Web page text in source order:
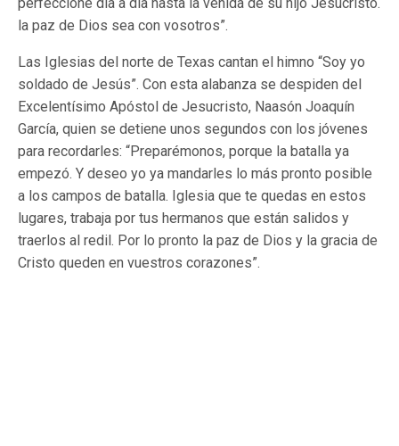
la paz de Dios sea con vosotros”.
Las Iglesias del norte de Texas cantan el himno “Soy yo
soldado de Jesús”. Con esta alabanza se despiden del
Excelentísimo Apóstol de Jesucristo, Naasón Joaquín
García, quien se detiene unos segundos con los jóvenes
para recordarles: “Preparémonos, porque la batalla ya
empezó. Y deseo yo ya mandarles lo más pronto posible
a los campos de batalla. Iglesia que te quedas en estos
lugares, trabaja por tus hermanos que están salidos y
traerlos al redil. Por lo pronto la paz de Dios y la gracia de
Cristo queden en vuestros corazones”.